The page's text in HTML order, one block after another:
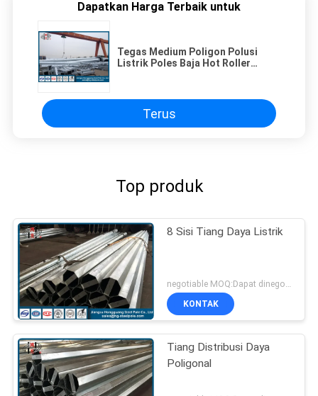
Dapatkan Harga Terbaik untuk
Tegas Medium Poligon Polusi
Listrik Poles Baja Hot Roller
Terus
Top produk
8 Sisi Tiang Daya Listrik
negotiable MOQ:Dapat dinegosiasikan
KONTAK
Tiang Distribusi Daya
Poligonal